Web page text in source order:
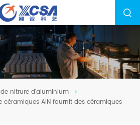
nitrure d'aluminium
AIN fournit des céramiques